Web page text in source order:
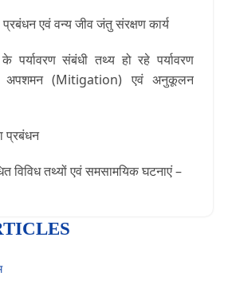
एवं वन्य जीव जंतु संरक्षण कार्य
पर्यावरण संबंधी तथ्य हो रहे पर्यावरण
अपशमन (Mitigation) एवं अनुकूलन
प्रबंधन
विविध तथ्यों एवं समसामयिक घटनाएं –